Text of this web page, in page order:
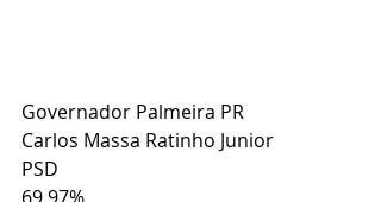
Governador Palmeira PR
Carlos Massa Ratinho Junior
PSD